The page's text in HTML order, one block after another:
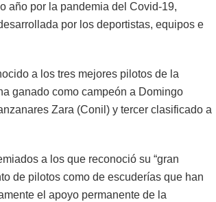
año por la pandemia del Covid-19,
por los deportistas, equipos e
a los tres mejores pilotos de la
ganado como campeón a Domingo
Zara (Conil) y tercer clasificado a
a los que reconoció su “gran
de pilotos como de escuderías que han
el apoyo permanente de la